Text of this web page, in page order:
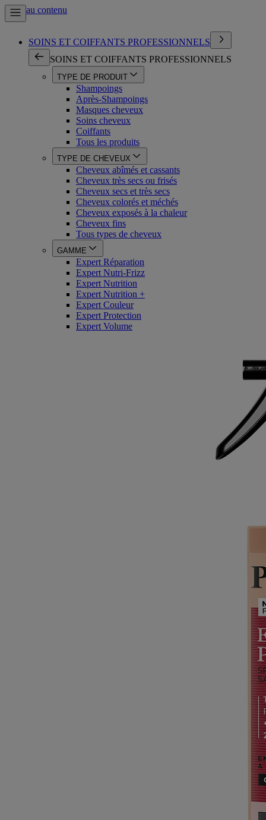
Aller au contenu
SOINS ET COIFFANTS PROFESSIONNELS
SOINS ET COIFFANTS PROFESSIONNELS
TYPE DE PRODUIT
Shampoings
Après-Shampoings
Masques cheveux
Soins cheveux
Coiffants
Tous les produits
TYPE DE CHEVEUX
Cheveux abîmés et cassants
Cheveux très secs ou frisés
Cheveux secs et très secs
Cheveux colorés et méchés
Cheveux exposés à la chaleur
Cheveux fins
Tous types de cheveux
GAMME
Expert Réparation
Expert Nutri-Frizz
Expert Nutrition
Expert Nutrition +
Expert Couleur
Expert Protection
Expert Volume